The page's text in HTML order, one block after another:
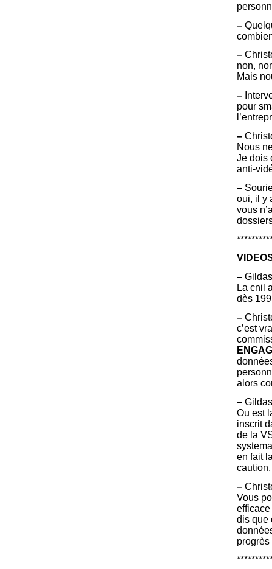
–
–
non,
Mais
–
pour
–
Nous
Je dois
anti-
–
oui, il y
vous
–
La cnil
dès
–
c’est
alors
–
Ou est
inscrit
de la
en fait
–
Vous
dis que